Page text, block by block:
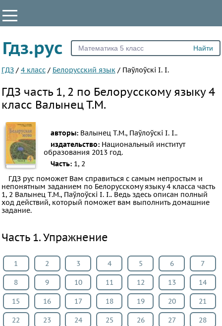
Все
2
4
6
7
8
9
10
11
ПРЕДМЕТЫ
Математика
Английский
язык
Русский
язык
Гдз.рус
ГДЗ / 4 класс / Белорусский язык / Паўлоўскі І. І.
ГДЗ часть 1, 2 по Белорусскому языку 4
класс Валынец Т.М.
авторы: Валынец Т.М., Паўлоўскі І. І..
издательство: Национальный институт
образования 2013 год.
Часть:1, 2
ГДЗ рус поможет Вам справиться с самым непростым и
непонятным заданием по Белорусскому языку 4 класса часть
1, 2 Валынец Т.М., Паўлоўскі І. І.. Ведь здесь описан полный
ход действий, который поможет вам выполнить домашние
задание.
Часть 1. Упражнение
1 2 3 4 5 6 7
8 9 10 11 12 13 14
15 16 17 18 19 20 21
22 23 24 25 26 27 28